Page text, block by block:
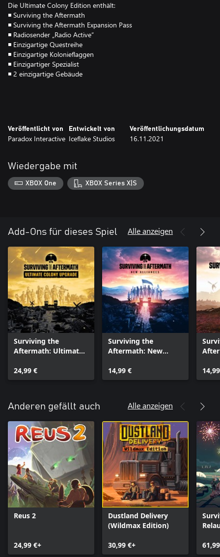
Die Ultimate Colony Edition enthält:
◾ Surviving the Aftermath
◾ Surviving the Aftermath Expansion Pass
◾ Radiosender „Radio Active“
◾ Einzigartige Questreihe
◾ Einzigartige Kolonieflaggen
◾ Einzigartiger Spezialist
◾ 2 einzigartige Gebäude
Veröffentlicht von
Paradox Interactive
Entwickelt von
Iceflake Studios
Veröffentlichungsdatum
16.11.2021
Wiedergabe mit
XBOX One XBOX Series X|S
Add-Ons für dieses Spiel Alle anzeigen
Surviving the
Aftermath: Ultimate
24,99 €
Surviving the
Aftermath: New
14,99 €
Anderen gefällt auch Alle anzeigen
Reus 2
24,99 €+
Dustland Delivery
(Wildmax Edition)
30,99 €+